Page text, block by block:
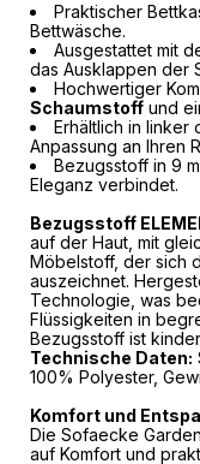
Praktischer
Bettwäsche.
Ausgestattet mit
das Ausklappen der
Hochwertiger
Schaumstoff und
Erhältlich in
Anpassung an Ihren
Bezugsstoff in 9
Eleganz verbindet.
Bezugsstoff
auf der Haut, mit
Möbelstoff, der sich
auszeichnet.
Technologie, was
Flüssigkeiten in
Bezugsstoff ist
Technische Daten:
100% Polyester,
Komfort und
Die Sofaecke
auf Komfort und